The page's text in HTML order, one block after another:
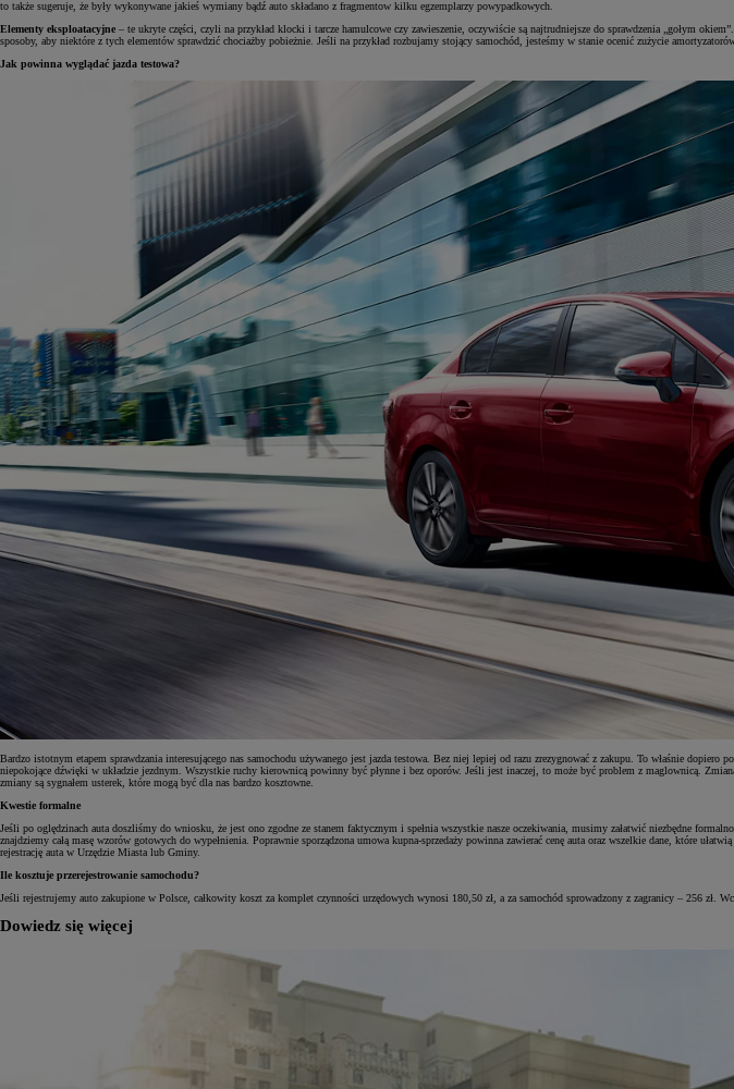
to także sugeruje, że były wykonywane jakieś wymiany bądź auto składano z fragmentow kilku egzemplarzy powypadkowych.
Elementy eksploatacyjne – te ukryte części, czyli na przykład klocki i tarcze hamulcowe czy zawieszenie, oczywiście są najtrudniejsze do sprawdzenia „gołym
sposoby, aby niektóre z tych elementów sprawdzić chociażby pobieżnie. Jeśli na przykład rozbujamy stojący samochód, jesteśmy w stanie ocenić zużycie
Jak powinna wyglądać jazda testowa?
Bardzo istotnym etapem sprawdzania interesującego nas samochodu używanego jest jazda testowa. Bez niej lepiej od razu zrezygnować z zakupu. To właśnie
niepokojące dźwięki w układzie jezdnym. Wszystkie ruchy kierownicą powinny być płynne i bez oporów. Jeśli jest inaczej, to może być problem z maglownicą.
zmiany są sygnałem usterek, które mogą być dla nas bardzo kosztowne.
Kwestie formalne
Jeśli po oględzinach auta doszliśmy do wniosku, że jest ono zgodne ze stanem faktycznym i spełnia wszystkie nasze oczekiwania, musimy załatwić niezbędne
znajdziemy całą masę wzorów gotowych do wypełnienia. Poprawnie sporządzona umowa kupna-sprzedaży powinna zawierać cenę auta oraz wszelkie dane, które
rejestrację auta w Urzędzie Miasta lub Gminy.
Ile kosztuje przerejestrowanie samochodu?
Jeśli rejestrujemy auto zakupione w Polsce, całkowity koszt za komplet czynności urzędowych wynosi 180,50 zł, a za samochód sprowadzony z zagranicy – 256 zł.
Dowiedz się więcej